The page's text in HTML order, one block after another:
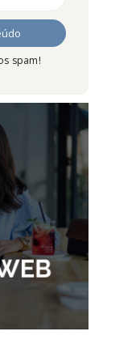
spam!